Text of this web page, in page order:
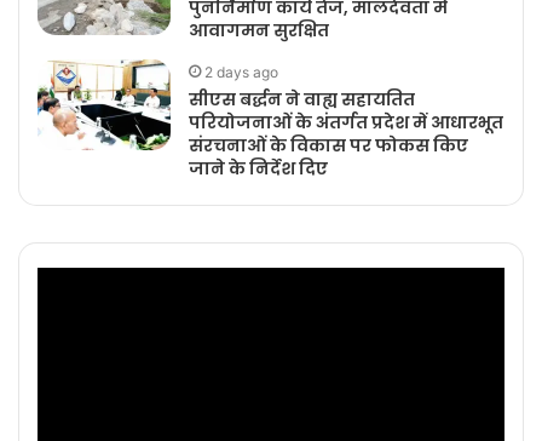
पुनर्निर्माण कार्य तेज, मालदेवता में
आवागमन सुरक्षित
2 days ago
सीएस बर्द्धन ने वाह्य सहायतित
परियोजनाओं के अंतर्गत प्रदेश में आधारभूत
संरचनाओं के विकास पर फोकस किए
जाने के निर्देश दिए